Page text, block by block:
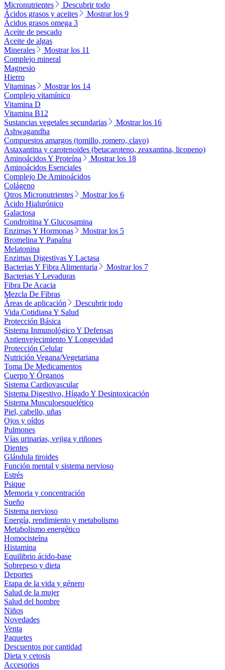
Micronutrientes
Descubrir todo
Ácidos grasos y aceites
Mostrar los 9
Ácidos grasos omega 3
Aceite de pescado
Aceite de algas
Minerales
Mostrar los 11
Complejo mineral
Magnesio
Hierro
Vitaminas
Mostrar los 14
Complejo vitamínico
Vitamina D
Vitamina B12
Sustancias vegetales secundarias
Mostrar los 16
Ashwagandha
Compuestos amargos (tomillo, romero, clavo)
Astaxantina y carotenoides (betacaroteno, zeaxantina, licopeno)
Aminoácidos Y Proteína
Mostrar los 18
Aminoácidos Esenciales
Complejo De Aminoácidos
Colágeno
Otros Micronutrientes
Mostrar los 6
Ácido Hialurónico
Galactosa
Condroitina Y Glucosamina
Enzimas Y Hormonas
Mostrar los 5
Bromelina Y Papaína
Melatonina
Enzimas Digestivas Y Lactasa
Bacterias Y Fibra Alimentaria
Mostrar los 7
Bacterias Y Levaduras
Fibra De Acacia
Mezcla De Fibras
Áreas de aplicación
Descubrir todo
Vida Cotidiana Y Salud
Protección Básica
Sistema Inmunológico Y Defensas
Antienvejecimiento Y Longevidad
Protección Celular
Nutrición Vegana/Vegetariana
Toma De Medicamentos
Cuerpo Y Órganos
Sistema Cardiovascular
Sistema Digestivo, Hígado Y Desintoxicación
Sistema Musculoesquelético
Piel, cabello, uñas
Ojos y oídos
Pulmones
Vías urinarias, vejiga y riñones
Dientes
Glándula tiroides
Función mental y sistema nervioso
Estrés
Psique
Memoria y concentración
Sueño
Sistema nervioso
Energía, rendimiento y metabolismo
Metabolismo energético
Homocisteína
Histamina
Equilibrio ácido-base
Sobrepeso y dieta
Deportes
Etapa de la vida y género
Salud de la mujer
Salud del hombre
Niños
Novedades
Venta
Paquetes
Descuentos por cantidad
Dieta y cetosis
Accesorios